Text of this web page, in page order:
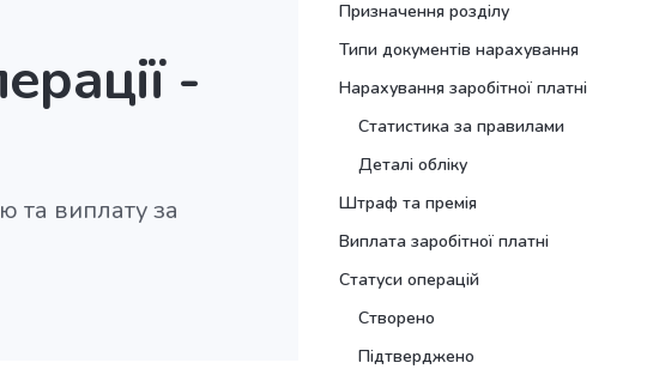
-
та виплату за
Призначення розділу
Типи документів нарахування
Нарахування заробітної платні
Статистика за правилами
Деталі обліку
Штраф та премія
Виплата заробітної платні
Статуси операцій
Створено
Підтверджено